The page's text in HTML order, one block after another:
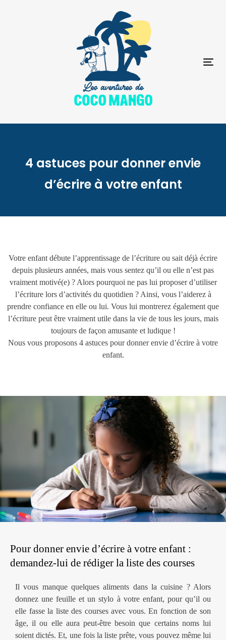
4 astuces pour donner envie
d’écrire à votre enfant
Votre enfant débute l’apprentissage de l’écriture ou sait déjà écrire
depuis plusieurs années, mais vous sentez qu’il ou elle n’est pas
vraiment motivé(e) ? Alors pourquoi ne pas lui proposer d’utiliser
l’écriture lors d’activités du quotidien ? Ainsi, vous l’aiderez à
prendre confiance en elle ou lui. Vous lui montrerez également que
l’écriture peut être vraiment utile dans la vie de tous les jours, mais
toujours de façon amusante et ludique !
Nous vous proposons 4 astuces pour donner envie d’écrire à votre
enfant.
Pour donner envie d’écrire à votre enfant :
demandez-lui de rédiger la liste des courses
Il vous manque quelques aliments dans la cuisine ? Alors
donnez une feuille et un stylo à votre enfant, pour qu’il ou
elle fasse la liste des courses avec vous. En fonction de son
âge, il ou elle aura peut-être besoin que certains noms lui
soient dictés. Et, une fois la liste prête, vous pouvez même lui